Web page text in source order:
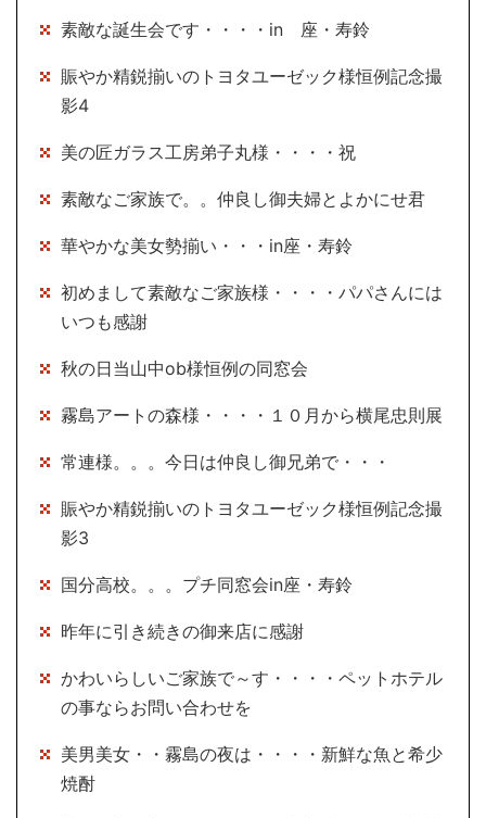
素敵な誕生会です・・・・in 座・寿鈴
賑やか精鋭揃いのトヨタユーゼック様恒例記念撮
影4
美の匠ガラス工房弟子丸様・・・・祝
素敵なご家族で。。仲良し御夫婦とよかにせ君
華やかな美女勢揃い・・・in座・寿鈴
初めまして素敵なご家族様・・・・パパさんには
いつも感謝
秋の日当山中ob様恒例の同窓会
霧島アートの森様・・・・１０月から横尾忠則展
常連様。。。今日は仲良し御兄弟で・・・
賑やか精鋭揃いのトヨタユーゼック様恒例記念撮
影3
国分高校。。。プチ同窓会in座・寿鈴
昨年に引き続きの御来店に感謝
かわいらしいご家族で～す・・・・ペットホテル
の事ならお問い合わせを
美男美女・・霧島の夜は・・・・新鮮な魚と希少
焼酎